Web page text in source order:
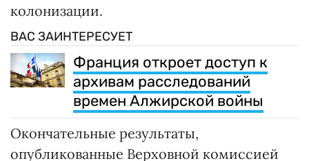
колонизации.
ВАС ЗАИНТЕРЕСУЕТ
Франция откроет доступ к
архивам расследований
времен Алжирской войны
Окончательные результаты,
опубликованные Верховной комиссией